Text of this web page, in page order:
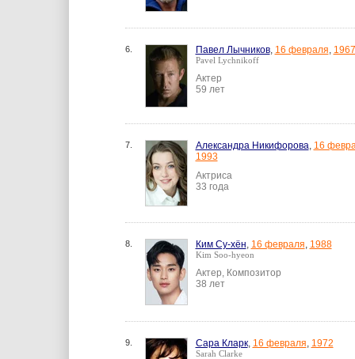
6. Павел Лычников, 16 февраля, 1967
Pavel Lychnikoff
Актер
59 лет
7. Александра Никифорова, 16
1993
Актриса
33 года
8. Ким Су-хён, 16 февраля, 1988
Kim Soo-hyeon
Актер, Композитор
38 лет
9. Сара Кларк, 16 февраля, 1972
Sarah Clarke